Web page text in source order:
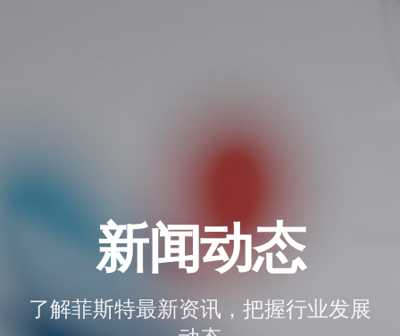
新闻动态
了解菲斯特最新资讯，把握行业发展